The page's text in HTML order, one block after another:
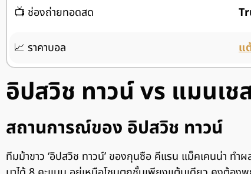
📺 ช่องถ่ายทอดสด
📈 ราคาบอล แ
อิปสวิช ทาวน์ vs แมนเช
สถานการณ์ของ อิปสวิช ทาวน์
ทีมม้าขาว ‘อิปสวิช ทาวน์’ ของกุนซือ คีแรน แม็คเคนน่า ท